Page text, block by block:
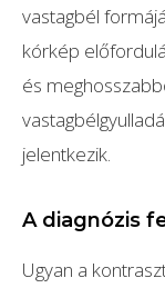
vastagbél
kórkép
és
jelentkezik.
A diagnózis
Ugyan a